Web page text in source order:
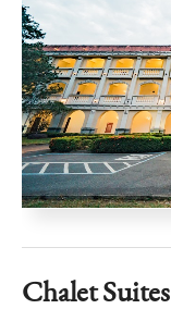
Chalet Suites